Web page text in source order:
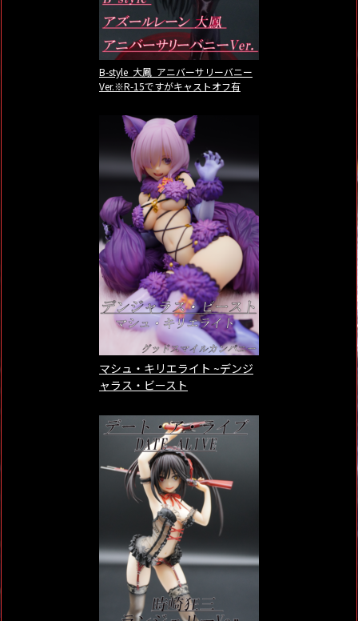
B-style 大鳳 アニバーサリーバニー
Ver.※R-15ですがキャストオフ有
マシュ・キリエライト ~デンジ
ャラス・ビースト